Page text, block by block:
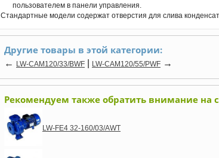
пользователем в панели управления.
Стандартные модели содержат отверстия для слива
Другие товары в этой категории:
← LW-CAM120/33/BWF LW-CAM120/55/PWF →
Рекомендуем также обратить внимание на
LW-FЕ4 32-160/03/AWT